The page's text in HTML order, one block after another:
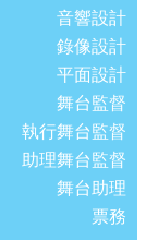
音響設計
錄像設計
平面設計
舞台監督
執行舞台監督
助理舞台監督
舞台助理
票務